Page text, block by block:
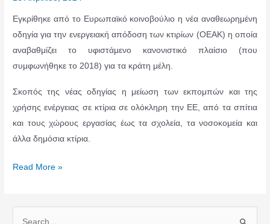
Εγκρίθηκε από το Ευρωπαϊκό κοινοβούλιο η νέα αναθεωρημένη
οδηγία για την ενεργειακή απόδοση των κτιρίων (ΟΕΑΚ) η οποία
αναβαθμίζει το υφιστάμενο κανονιστικό πλαίσιο (που
συμφωνήθηκε το 2018) για τα κράτη μέλη.
Σκοπός της νέας οδηγίας η μείωση των εκπομπών και της
χρήσης ενέργειας σε κτίρια σε ολόκληρη την ΕΕ, από τα σπίτια
και τους χώρους εργασίας έως τα σχολεία, τα νοσοκομεία και
άλλα δημόσια κτίρια.
Εγκρίθηκε
Read More »